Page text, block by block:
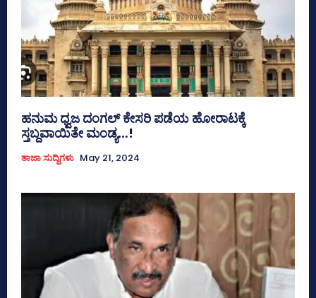
ಹನುಮ ಧ್ವಜ ದಂಗಲ್ ಕೇಸರಿ ಪಡೆಯ ಹೋರಾಟಕ್ಕೆ
ಸ್ತಬ್ದವಾಯಿತೇ ಮಂಡ್ಯ…!
ತಾಜಾ ಸುದ್ದಿಗಳು May 21, 2024